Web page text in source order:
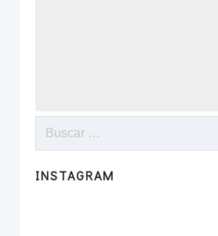
Buscar:
INSTAGRAM